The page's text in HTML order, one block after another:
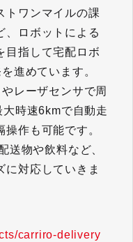
トワンマイルの課
、ロボットによる
目指して宅配ロボ
進めています。
レーザセンサで周
時速6kmで自動走
作も可能です。
送物や飲料など、
に対応していきま
carriro-delivery